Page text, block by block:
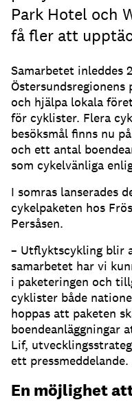
Park Hotel och
få fler att
Samarbetet inleddes
och hjälpa lokala
för cyklister. Flera
besöksmål finns nu
och ett antal
som cykelvänliga
I somras lanserades
cykelpaketen hos
Persåsen.
– Utflyktscykling blir
samarbetet har vi
i paketeringen och
cyklister både
hoppas att paketen
boendeanläggningar
Lif,
ett pressmeddelande.
En möjlighet